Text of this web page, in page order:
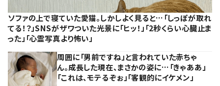
ソファの上で寝ていた愛猫。しかしよく見ると…「しっぽが取れ
てる！？」SNSがザワついた光景に「ヒッ！」「2秒くらい心臓止ま
った」「心霊写真より怖い」
周囲に「男前ですね」と言われていた赤ちゃ
ん。成長した現在、まさかの姿に…「きゃああ」
「これは、モテるぞぉ」「客観的にイケメン」